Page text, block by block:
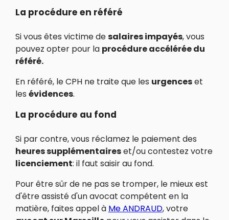
La procédure en référé
Si vous êtes victime desalaires impayés, vous
pouvez opter pour la procédure accélérée du
référé.
En référé, le CPH ne traite que les urgenceset
les évidences.
La procédure au fond
Si par contre, vous réclamez le paiement des
heures supplémentaireset/ou contestez votre
licenciement: il faut saisir au fond.
Pour être sûr de ne pas se tromper, le mieux est
d'être assisté d'un avocat compétent en la
matière, faites appel à Me ANDRAUD, votre